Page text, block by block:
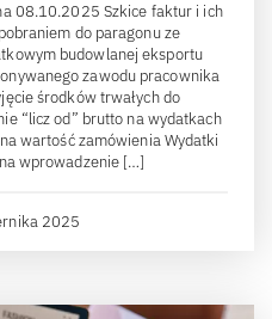
08.10.2025 Szkice faktur i ich
do paragonu ze
budowlanej eksportu
zawodu pracownika
środków trwałych do
“licz od” brutto na wydatkach
wartość zamówienia Wydatki
wprowadzenie […]
2025